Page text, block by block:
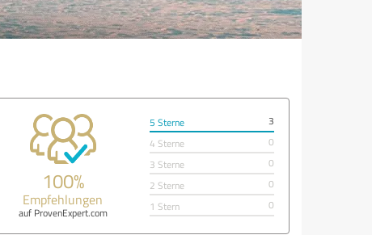
100%
Empfehlungen
auf ProvenExpert.com
5 Sterne
3
4 Sterne
0
3 Sterne
0
2 Sterne
0
1 Stern
0